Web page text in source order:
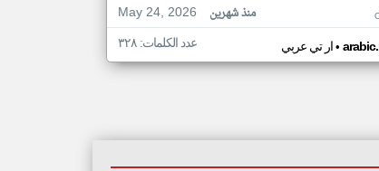
May 24, 2026
منذ شهرين
ار تي عربي• عدد الكلمات: ٣٢٨